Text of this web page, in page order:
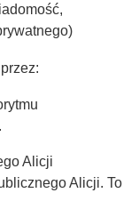
Alicji
Alicji. To